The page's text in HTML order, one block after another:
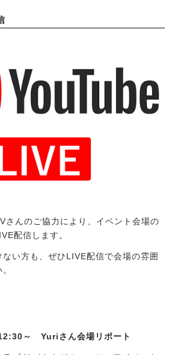
さんのご協力により、イベント会場の
配信します。
い方も、ぜひLIVE配信で会場の雰囲
～ Yuriさん会場リポート